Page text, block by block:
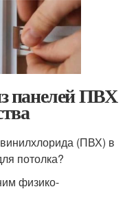
панелей ПВХ
(ПВХ) в
потолка?
физико-